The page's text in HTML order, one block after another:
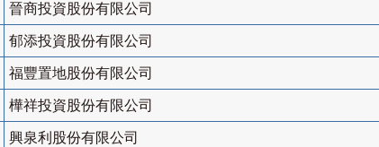
晉商投資股份有限公司
郁添投資股份有限公司
福豐置地股份有限公司
樺祥投資股份有限公司
興泉利股份有限公司